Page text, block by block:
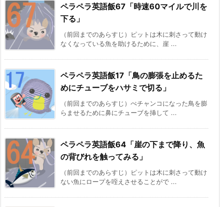
ペラペラ英語飯67「時速60マイルで川を
下る」
（前回までのあらすじ）ピットは木に刺さって動け
なくなっている魚を助けるために、崖 ...
ペラペラ英語飯17「鳥の膨張を止めるた
めにチューブをハサミで切る」
（前回までのあらすじ）ぺチャンコになった鳥を膨
らませるために鼻にチューブを挿して ...
ペラペラ英語飯64「崖の下まで降り、魚
の背びれを触ってみる」
（前回までのあらすじ）ピットは木に刺さって動け
ない魚にロープを咥えさせることがで ...